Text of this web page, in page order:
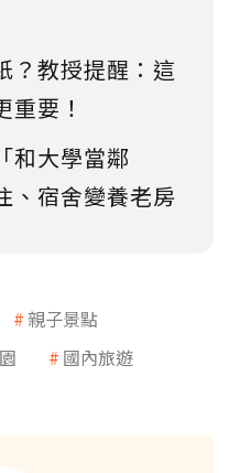
？教授提醒：這
重要！
和大學當鄰
、宿舍變養老房
親子景點
國內旅遊